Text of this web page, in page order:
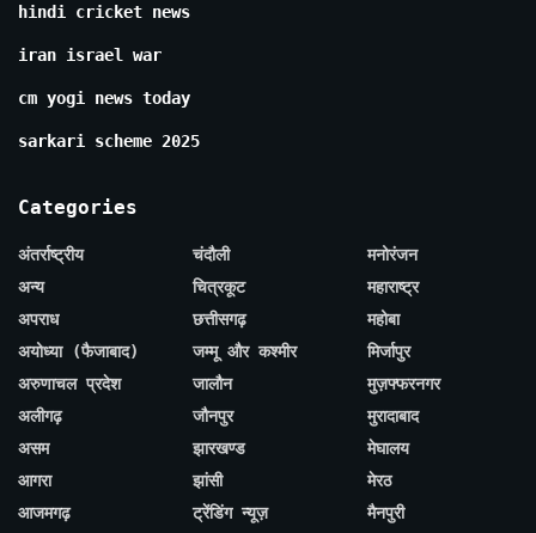
hindi cricket news
iran israel war
cm yogi news today
sarkari scheme 2025
Categories
अंतर्राष्ट्रीय
अन्य
अपराध
अयोध्या (फैजाबाद)
अरुणाचल प्रदेश
अलीगढ़
असम
आगरा
आजमगढ़
चंदौली
चित्रकूट
छत्तीसगढ़
जम्मू और कश्मीर
जालौन
जौनपुर
झारखण्ड
झांसी
ट्रेंडिंग न्यूज़
मनोरंजन
महाराष्ट्र
महोबा
मिर्जापुर
मुज़फ्फरनगर
मुरादाबाद
मेघालय
मेरठ
मैनपुरी